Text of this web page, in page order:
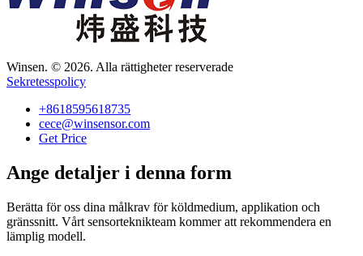
Winsen. © 2026. Alla rättigheter reserverade
Sekretesspolicy
+8618595618735
cece@winsensor.com
Get Price
Ange detaljer i denna form
Berätta för oss dina målkrav för köldmedium, applikation och
gränssnitt. Vårt sensorteknikteam kommer att rekommendera en
lämplig modell.